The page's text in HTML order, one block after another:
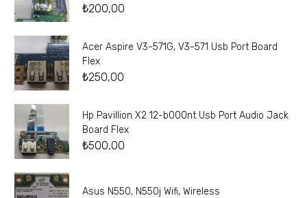
₺200,00
Acer Aspire V3-571G, V3-571 Usb Port Board
Flex
₺250,00
Hp Pavillion X2 12-b000nt Usb Port Audio Jack
Board Flex
₺500,00
Asus N550, N550j Wifi, Wireless